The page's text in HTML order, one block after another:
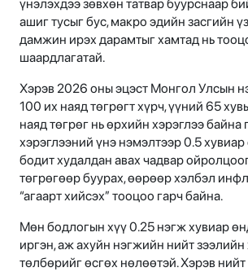
үнэлэхдээ зөвхөн татвар буурснаар
ашиг тусыг бус, макро эдийн засгийн
дамжин ирэх дарамтыг хамтад нь
шаардлагатай.
Хэрэв 2026 оны эцэст Монгол Улсын
100 их наяд төгрөгт хүрч, үүний 65
наяд төгрөг нь өрхийн хэрэглээ байна
хэрэглээний үнэ нэмэлтээр 0.5
бодит худалдан авах чадвар
төгрөгөөр буурах, өөрөөр хэлбэл
“агаарт хийсэх” тооцоо гарч байна.
Мөн бодлогын хүү 0.25 нэгж хувиар
иргэн, аж ахуйн нэгжийн нийт зээлийн
төлбөрийг өсгөх нөлөөтэй. Хэрэв